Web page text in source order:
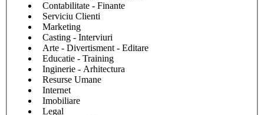
Contabilitate - Finante
Serviciu Clienti
Marketing
Casting - Interviuri
Arte - Divertisment - Editare
Educatie - Training
Inginerie - Arhitectura
Resurse Umane
Internet
Imobiliare
Legal